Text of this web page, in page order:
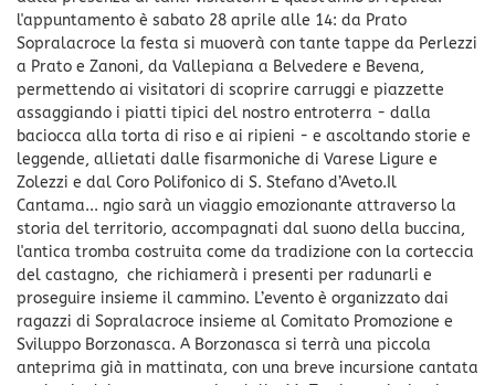
l'appuntamento è sabato 28 aprile alle 14: da Prato
Sopralacroce la festa si muoverà con tante tappe da Perlezzi
a Prato e Zanoni, da Vallepiana a Belvedere e Bevena,
permettendo ai visitatori di scoprire carruggi e piazzette
assaggiando i piatti tipici del nostro entroterra - dalla
baciocca alla torta di riso e ai ripieni - e ascoltando storie e
leggende, allietati dalle fisarmoniche di Varese Ligure e
Zolezzi e dal Coro Polifonico di S. Stefano d’Aveto.Il
Cantama... ngio sarà un viaggio emozionante attraverso la
storia del territorio, accompagnati dal suono della buccina,
l'antica tromba costruita come da tradizione con la corteccia
del castagno, che richiamerà i presenti per radunarli e
proseguire insieme il cammino. L’evento è organizzato dai
ragazzi di Sopralacroce insieme al Comitato Promozione e
Sviluppo Borzonasca. A Borzonasca si terrà una piccola
anteprima già in mattinata, con una breve incursione cantata